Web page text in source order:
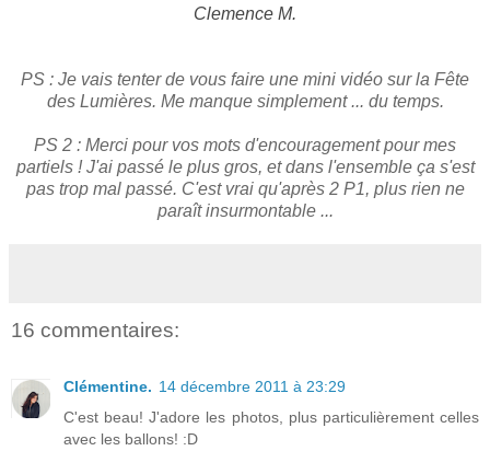
Clemence M.
PS : Je vais tenter de vous faire une mini vidéo sur la Fête
des Lumières. Me manque simplement ... du temps.
PS 2 : Merci pour vos mots d'encouragement pour mes
partiels ! J'ai passé le plus gros, et dans l'ensemble ça s'est
pas trop mal passé. C'est vrai qu'après 2 P1, plus rien ne
paraît insurmontable ...
16 commentaires:
Clémentine. 14 décembre 2011 à 23:29
C'est beau! J'adore les photos, plus particulièrement celles
avec les ballons! :D